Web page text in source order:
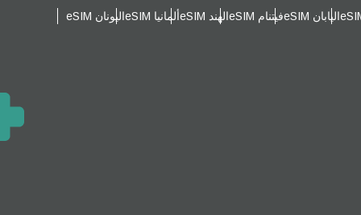
اليابان eSIM فيتنام eSIM الهند eSIM ألمانيا eSIM
اليونان eSIM